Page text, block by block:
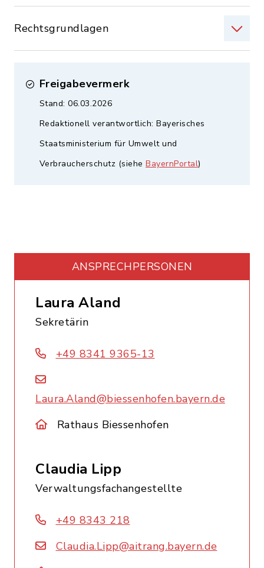
Rechtsgrundlagen
Freigabevermerk
Stand: 06.03.2026
Redaktionell verantwortlich: Bayerisches
Staatsministerium für Umwelt und
Verbraucherschutz (siehe BayernPortal)
ANSPRECHPERSONEN
Laura Aland
Sekretärin
+49 8341 9365-13
Laura.Aland@biessenhofen.bayern.de
Rathaus Biessenhofen
Claudia Lipp
Verwaltungsfachangestellte
+49 8343 218
Claudia.Lipp@aitrang.bayern.de